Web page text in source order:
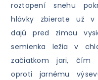
roztopení snehu
hlávky zbierate už v
dajú pred zimou
semienka ležia v
začiatkom jari, čím
oproti jarnému